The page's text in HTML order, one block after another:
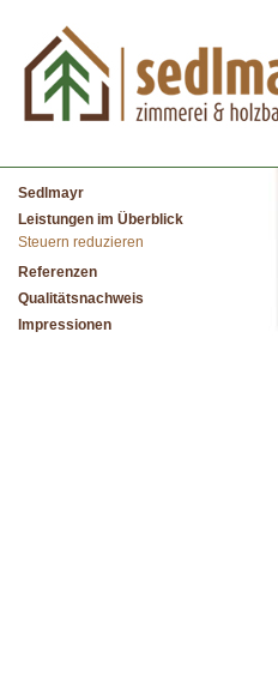
Sedlmayr
Leistungen im Überblick
Steuern reduzieren
Referenzen
Qualitätsnachweis
Impressionen